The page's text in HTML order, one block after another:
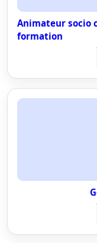
Animateur socio
formation